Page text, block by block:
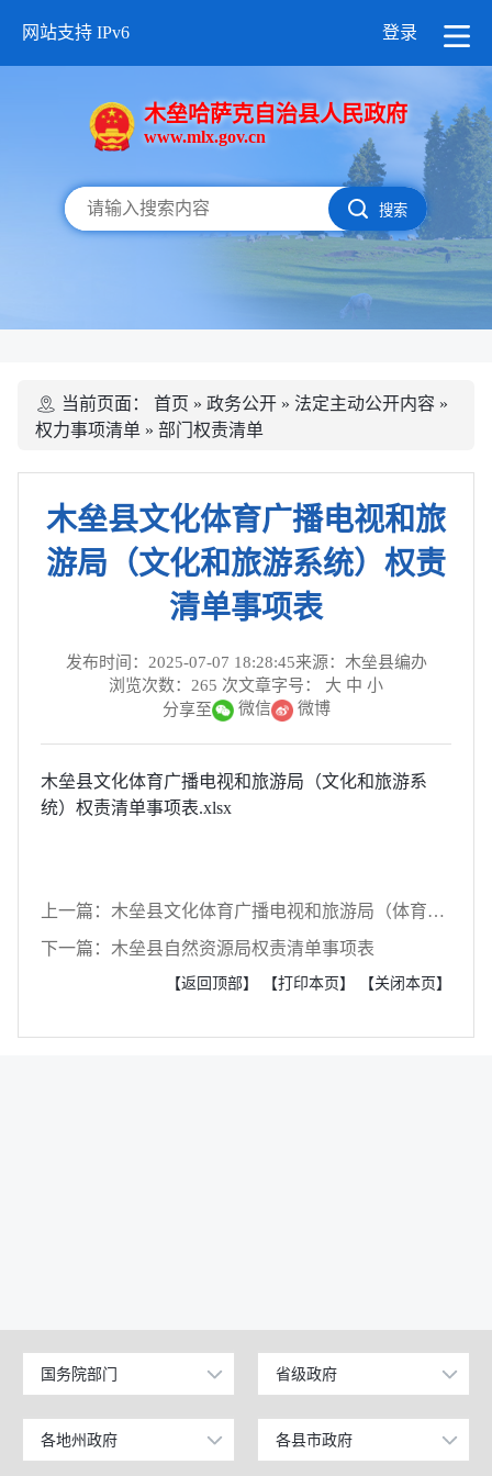
网站支持 IPv6 登录
木垒哈萨克自治县人民政府
www.mlx.gov.cn
搜索
当前页面： 首页 » 政务公开 » 法定主动公开内容 »
权力事项清单 » 部门权责清单
木垒县文化体育广播电视和旅
游局（文化和旅游系统）权责
清单事项表
发布时间：2025-07-07 18:28:45来源：木垒县编办
浏览次数： 265 次文章字号： 大 中 小
分享至
微信 微博
木垒县文化体育广播电视和旅游局（文化和旅游系
统）权责清单事项表.xlsx
上一篇：木垒县文化体育广播电视和旅游局（体育）权责清单事项表
下一篇：木垒县自然资源局权责清单事项表
【返回顶部】 【打印本页】 【关闭本页】
国务院部门
公安部
工业和信息化部
省级政府
北京
上海
各地州政府
乌鲁木齐市
各县市政府
昌吉市